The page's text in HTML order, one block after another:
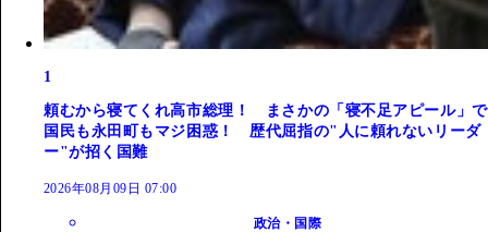
1
頼むから寝てくれ高市総理！ まさかの「寝不足アピール」で
国民も永田町もマジ困惑！ 歴代屈指の"人に頼れないリーダ
ー"が招く国難
2026年08月09日 07:00
政治・国際